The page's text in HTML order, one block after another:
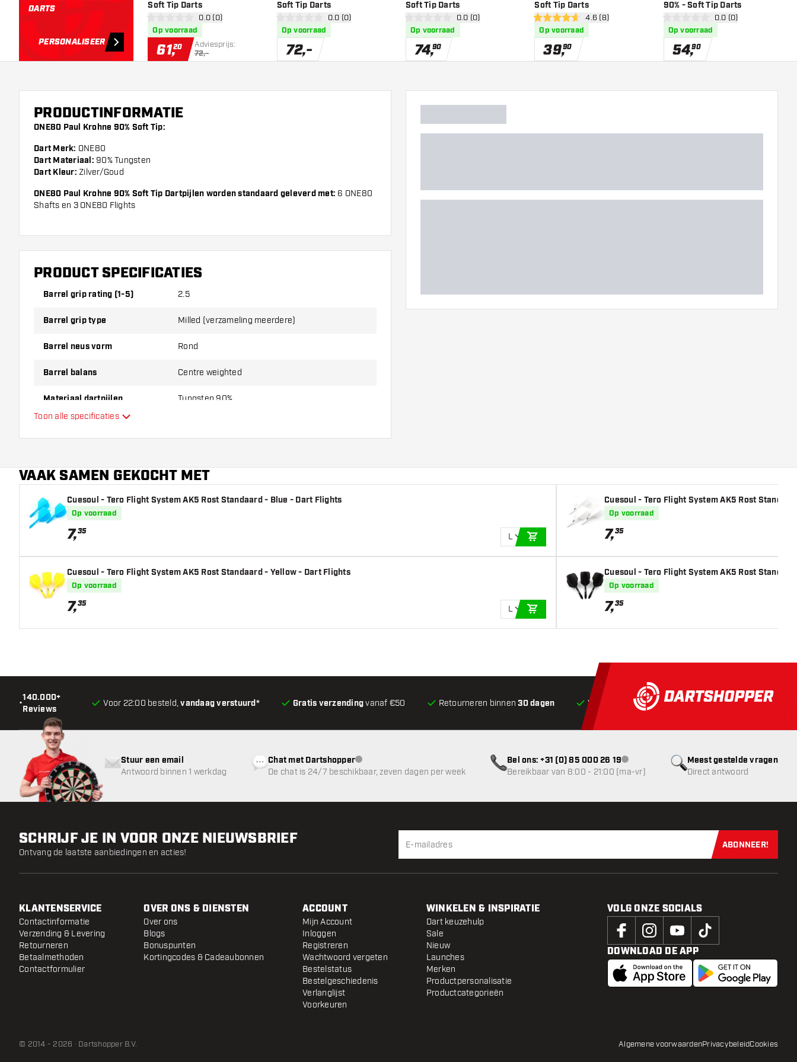
DARTS
PERSONALISEER
Soft Tip Darts
open reviews drawer
0 score sterren0.0 (0)
Op voorraad
61,20 Adviesprijs:
72,-
Soft Tip Darts
open reviews drawer
0 score sterren0.0 (0)
Op voorraad
72,-
Soft Tip Darts
open reviews drawer
0 score sterren0.0 (0)
Op voorraad
74,90
Soft Tip Darts
open reviews drawer
4.6 score sterren4.6 (8)
Op voorraad
39,90
90% - Soft Tip Darts
open reviews drawer
0 score sterren0.0 (0)
Op voorraad
54,90
PRODUCTINFORMATIE
ONE80 Paul Krohne 90% Soft Tip:
Dart Merk: ONE80
Dart Materiaal: 90% Tungsten
Dart Kleur: Zilver/Goud
ONE80 Paul Krohne 90% Soft Tip Dartpijlen worden standaard geleverd met: 6 ONE80
Shafts en 3 ONE80 Flights
PRODUCT SPECIFICATIES
Barrel grip rating (1-5) 2.5
Barrel grip type Milled (verzameling meerdere)
Barrel neus vorm Rond
Barrel balans Centre weighted
Materiaal dartpijlen Tungsten 90%
Barrel kleur
Barrel gripzone
Barrel vorm
Gewicht
Barrel dikte (MM)
Barrel lengte (MM)
Toon alle specificaties
VAAK SAMEN GEKOCHT MET
Cuesoul - Tero Flight System AK5 Rost Standaard - Blue - Dart Flights
Op voorraad
7,35
L
Cuesoul - Tero Flight System AK5 Rost Standaard - Yellow - Dart Flights
Op voorraad
7,35
L
Cuesoul - Tero Flight System AK5 Rost
Op voorraad
7,35
Cuesoul - Tero Flight System AK5 Rost
Op voorraad
7,35
•
140.000+
Reviews
Voor 22:00 besteld,vandaag verstuurd* Gratis verzendingvanaf €50 Retourneren binnen30 dagen Voor 22:00 besteld,vandaag verstuurd*
Meest gestelde vragen
Direct antwoord
Stuur een email
Antwoord binnen 1 werkdag
Chat met Dartshopperklantenservice niet beschikbaar
De chat is 24/7 beschikbaar, zeven dagen per week
Bel ons: +31 (0) 85 000 26 19klantenservice niet beschikbaar
Bereikbaar van 8:00 - 21:00 (ma-vr)
SCHRIJF JE IN VOOR ONZE NIEUWSBRIEF
Ontvang de laatste aanbiedingen en acties!
Schrijf je
ABONNEER!
KLANTENSERVICE
Contactinformatie
Verzending & Levering
Retourneren
Betaalmethoden
Contactformulier
OVER ONS & DIENSTEN
Over ons
Blogs
Bonuspunten
Kortingcodes & Cadeaubonnen
ACCOUNT
Mijn Account
Inloggen
Registreren
Wachtwoord vergeten
Bestelstatus
Bestelgeschiedenis
Verlanglijst
Voorkeuren
WINKELEN & INSPIRATIE
Dart keuzehulp
Sale
Nieuw
Launches
Merken
Productpersonalisatie
Productcategorieën
VOLG ONZE SOCIALS
DOWNLOAD DE APP
© 2014 - 2026 · Dartshopper B.V. Algemene voorwaardenPrivacybeleidCookies